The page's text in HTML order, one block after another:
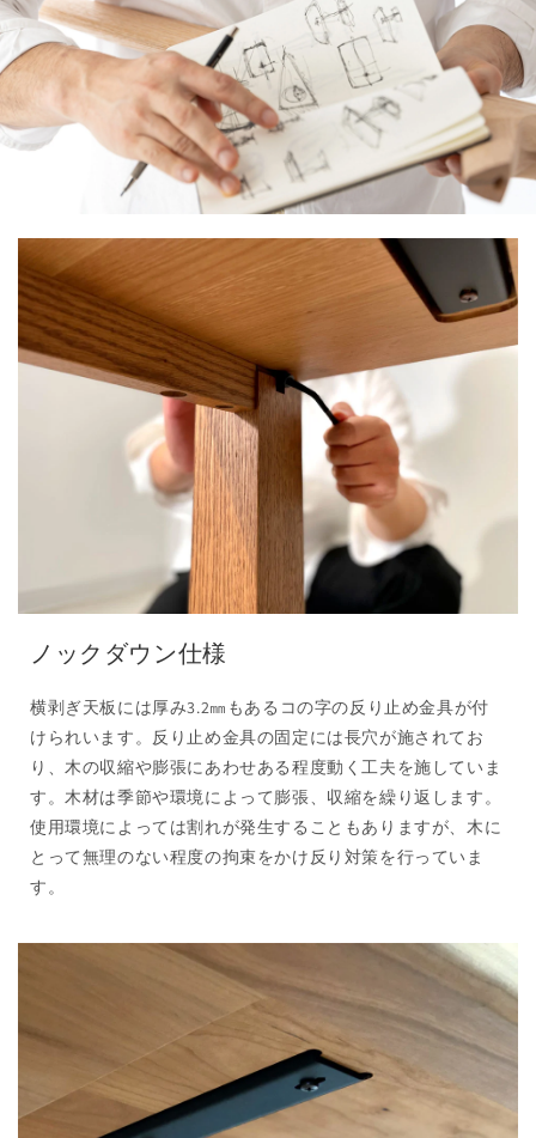
ノックダウン仕様
横剥ぎ天板には厚み3.2㎜もあるコの字の反り止め金具が付
けられいます。反り止め金具の固定には長穴が施されてお
り、木の収縮や膨張にあわせある程度動く工夫を施していま
す。木材は季節や環境によって膨張、収縮を繰り返します。
使用環境によっては割れが発生することもありますが、木に
とって無理のない程度の拘束をかけ反り対策を行っていま
す。